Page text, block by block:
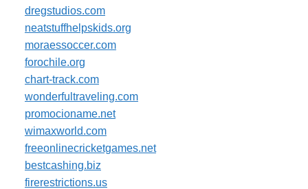
dregstudios.com
neatstuffhelpskids.org
moraessoccer.com
forochile.org
chart-track.com
wonderfultraveling.com
promocioname.net
wimaxworld.com
freeonlinecricketgames.net
bestcashing.biz
firerestrictions.us